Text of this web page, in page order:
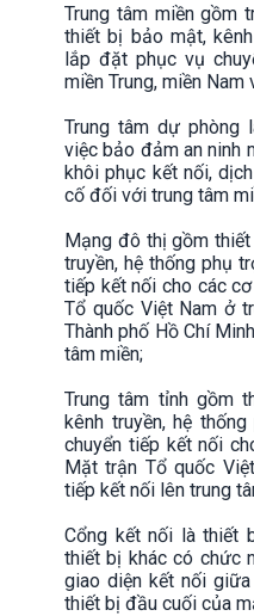
Trung tâm miền gồm
thiết bị bảo mật,
lắp đặt phục vụ
miền Trung, miền
Trung tâm dự phòng
việc bảo đảm an ninh
khôi phục kết nối,
cố đối với trung tâm
Mạng đô thị gồm
truyền, hệ thống phụ
tiếp kết nối cho các
Tổ quốc Việt Nam ở
Thành phố Hồ Chí
tâm miền;
Trung tâm tỉnh gồm
kênh truyền, hệ
chuyển tiếp kết nối
Mặt trận Tổ quốc
tiếp kết nối lên trung
Cổng kết nối là thiết
thiết bị khác có chức
giao diện kết nối
thiết bị đầu cuối của